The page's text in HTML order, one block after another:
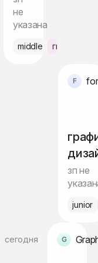
не
указана
middle гибрид
зп не
junior
сегодня